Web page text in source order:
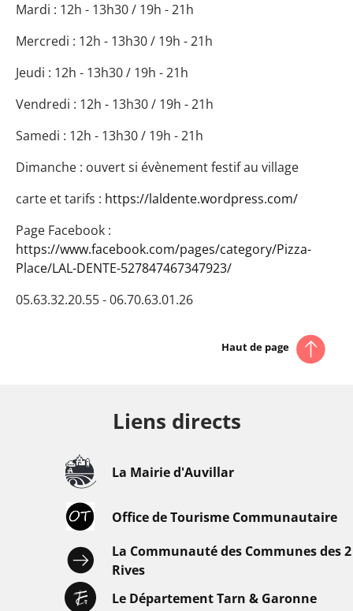
Mardi : 12h - 13h30 / 19h - 21h
Mercredi : 12h - 13h30 / 19h - 21h
Jeudi : 12h - 13h30 / 19h - 21h
Vendredi : 12h - 13h30 / 19h - 21h
Samedi : 12h - 13h30 / 19h - 21h
Dimanche : ouvert si évènement festif au village
carte et tarifs : https://laldente.wordpress.com/
Page Facebook :
https://www.facebook.com/pages/category/Pizza-
Place/LAL-DENTE-527847467347923/
05.63.32.20.55 - 06.70.63.01.26
Haut de page
Liens directs
La Mairie d'Auvillar
Office de Tourisme Communautaire
La Communauté des Communes des 2
Rives
Le Département Tarn & Garonne